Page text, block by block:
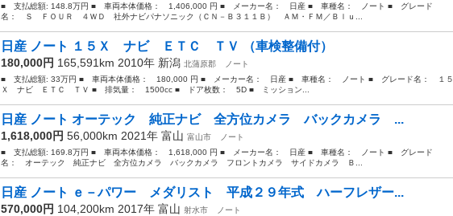
■ 支払総額: 148.8万円 ■ 車両本体価格： 1,406,000 円 ■ メーカー名： 日産 ■ 車種名： ノート ■ グレード
名： Ｓ ＦＯＵＲ ４ＷＤ 社外ナビパナソニック（ＣＮ－Ｂ３１１Ｂ） ＡＭ・ＦＭ／Ｂｌｕ...
日産 ノート １５Ｘ ナビ ＥＴＣ ＴＶ （車検整備付）
180,000円 165,591km 2010年 新潟 北蒲原郡
ノート
■ 支払総額: 33万円 ■ 車両本体価格： 180,000 円 ■ メーカー名： 日産 ■ 車種名： ノート ■ グレード名： １５
Ｘ ナビ ＥＴＣ ＴＶ ■ 排気量： 1500cc ■ ドア枚数： 5D ■ ミッション...
日産 ノート オーテック 純正ナビ 全方位カメラ バックカメラ ...
1,618,000円 56,000km 2021年 富山 富山市
ノート
■ 支払総額: 169.8万円 ■ 車両本体価格： 1,618,000 円 ■ メーカー名： 日産 ■ 車種名： ノート ■ グレード
名： オーテック 純正ナビ 全方位カメラ バックカメラ フロントカメラ サイドカメラ Ｂ...
日産 ノート ｅ－パワー メダリスト 平成２９年式 ハーフレザー...
570,000円 104,200km 2017年 富山 射水市
ノート